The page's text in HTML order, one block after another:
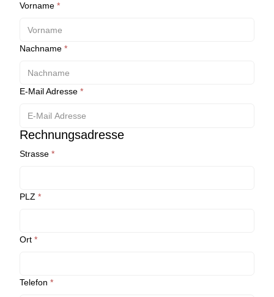
Vorname *
Nachname *
E-Mail Adresse *
Rechnungsadresse
Strasse *
PLZ *
Ort *
Telefon *